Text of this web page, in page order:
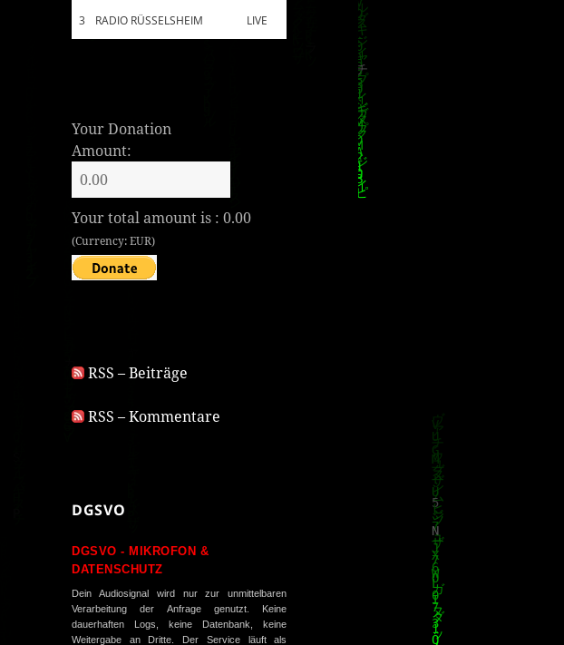
3
LIVE
RADIO RÜSSELSHEIM
Your Donation
Amount:
Your total amount is :0.00
(Currency: EUR)
RSS – Beiträge
RSS – Kommentare
DGSVO
DGSVO - MIKROFON &
DATENSCHUTZ
Dein Audiosignal wird nur zur unmittelbaren
Verarbeitung der Anfrage genutzt. Keine
dauerhaften Logs, keine Datenbank, keine
Weitergabe an Dritte. Der Service läuft als